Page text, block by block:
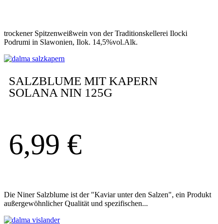
trockener Spitzenweißwein von der Traditionskellerei Ilocki
Podrumi in Slawonien, Ilok. 14,5%vol.Alk.
SALZBLUME MIT KAPERN
SOLANA NIN 125G
6,99 €
Die Niner Salzblume ist der "Kaviar unter den Salzen", ein Produkt
außergewöhnlicher Qualität und spezifischen...